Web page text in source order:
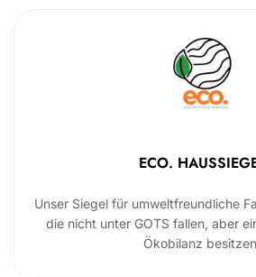
ECO.
Unser Siegel für umweltfreundliche
die nicht unter GOTS fallen, aber
Ökobilanz